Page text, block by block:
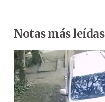
Notas más leídas